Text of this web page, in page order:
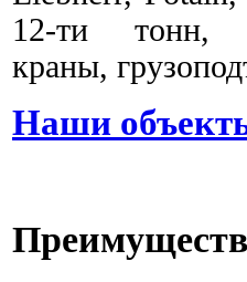
12-ти тонн,
краны,
Наши